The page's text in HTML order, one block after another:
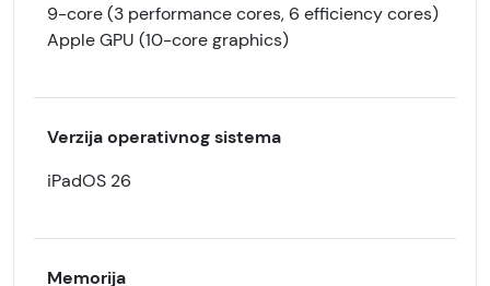
9-core (3 performance cores, 6 efficiency cores)
Apple GPU (10-core graphics)
Verzija operativnog sistema
iPadOS 26
Memorija